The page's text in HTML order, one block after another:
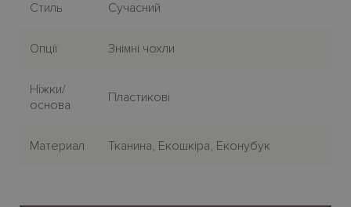
Стиль Сучасний
Опції Знімні чохли
Нiжки/
основа
Пластиковi
Материал Тканина, Екошкіра, Еконубук